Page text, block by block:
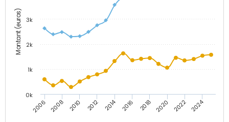
Montant (euros)
2006 2008 2010 2012 2014 2016 2018 2020 2022 2024
0k
1k
2k
3k